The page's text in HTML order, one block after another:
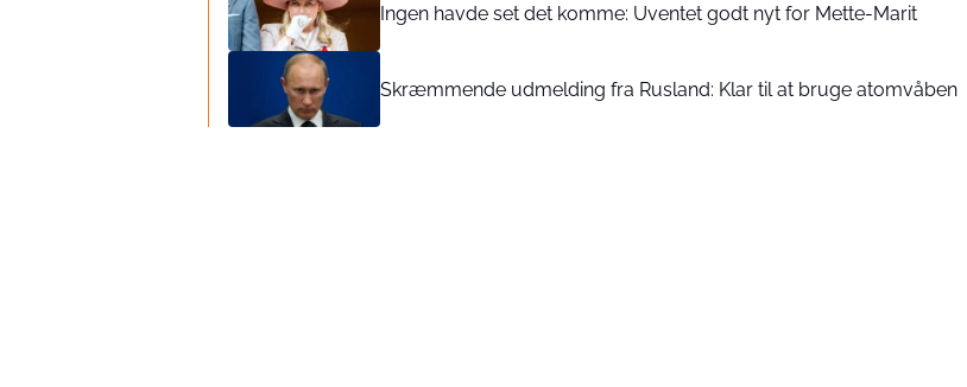
Ingen havde set det komme: Uventet godt nyt for Mette-Marit
Skræmmende udmelding fra Rusland: Klar til at bruge atomvåben